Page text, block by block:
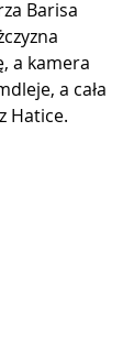
Barisa
a kamera
a cała
Hatice.